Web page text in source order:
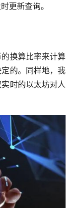
更新查询。
换算比率来计算
的。同样地，我
时的以太坊对人